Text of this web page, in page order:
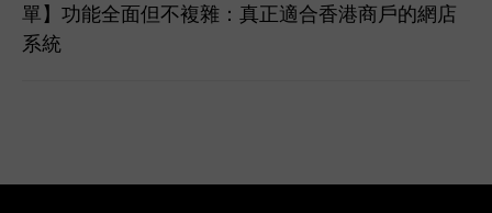
單】功能全面但不複雜：真正適合香港商戶的網店
系統